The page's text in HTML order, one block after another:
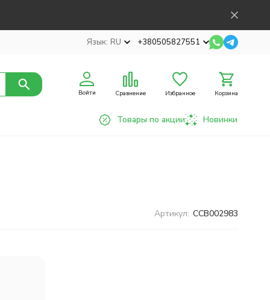
Язык: RU +380505827551
Войти Сравнение Избранное Корзина
Товары по акции Новинки
Артикул: CCB002983